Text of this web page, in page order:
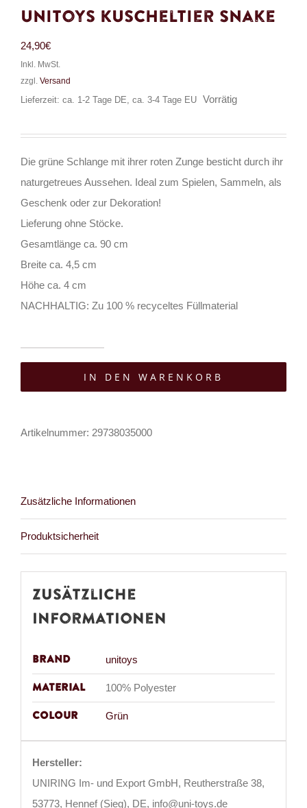
UniToys Kuscheltier Snake
24,90€
Inkl. MwSt.
zzgl. Versand
Lieferzeit: ca. 1-2 Tage DE, ca. 3-4 Tage EU
Vorrätig
Die grüne Schlange mit ihrer roten Zunge besticht durch ihr
naturgetreues Aussehen. Ideal zum Spielen, Sammeln, als
Geschenk oder zur Dekoration!
Lieferung ohne Stöcke.
Gesamtlänge ca. 90 cm
Breite ca. 4,5 cm
Höhe ca. 4 cm
NACHHALTIG: Zu 100 % recyceltes Füllmaterial
Kuscheltier
IN DEN WARENKORB
Artikelnummer: 29738035000
Zusätzliche Informationen
Produktsicherheit
Zusätzliche
Informationen
Brand unitoys
Material 100% Polyester
Colour Grün
Hersteller:
UNIRING Im- und Export GmbH, Reutherstraße 38,
53773, Hennef (Sieg), DE, info@uni-toys.de